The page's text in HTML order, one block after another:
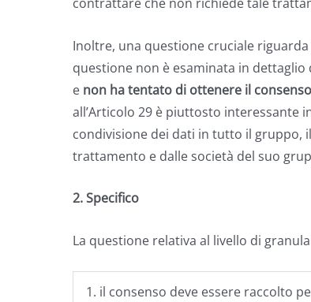
Inoltre, una questione cruciale riguarda
questione non è esaminata in
e non ha tentato di ottenere il
all’Articolo 29 è piuttosto interessante
condivisione dei dati in tutto il gruppo,
trattamento e dalle società del suo
2. Specifico
La questione relativa al livello di
1. il consenso deve essere raccolto